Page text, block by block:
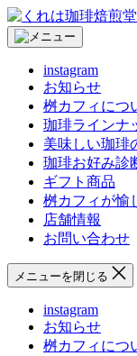
コ
ン
テ
instagram
お知らせ
桝カフィにつ
珈琲ラインナ
美味しい珈琲
珈琲お好み診
ギフト商品
桝カフィが愉
店舗情報
お問い合わせ
メニューを閉じる
instagram
お知らせ
桝カフィにつ